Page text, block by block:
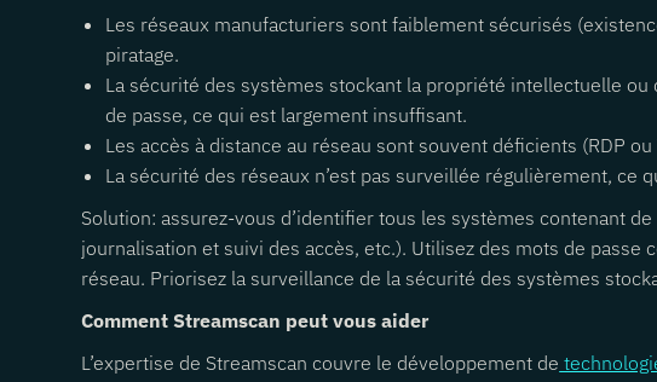
Les réseaux manufacturiers sont faiblement sécurisés
piratage.
La sécurité des systèmes stockant la propriété intellectuelle
de passe, ce qui est largement insuffisant.
Les accès à distance au réseau sont souvent déficients (RDP
La sécurité des réseaux n’est pas surveillée régulièrement,
Solution: assurez-vous d’identifier tous les systèmes contenant
journalisation et suivi des accès, etc.). Utilisez des mots de
réseau. Priorisez la surveillance de la sécurité des systèmes
Comment Streamscan peut vous aider
L’expertise de Streamscan couvre le développement de